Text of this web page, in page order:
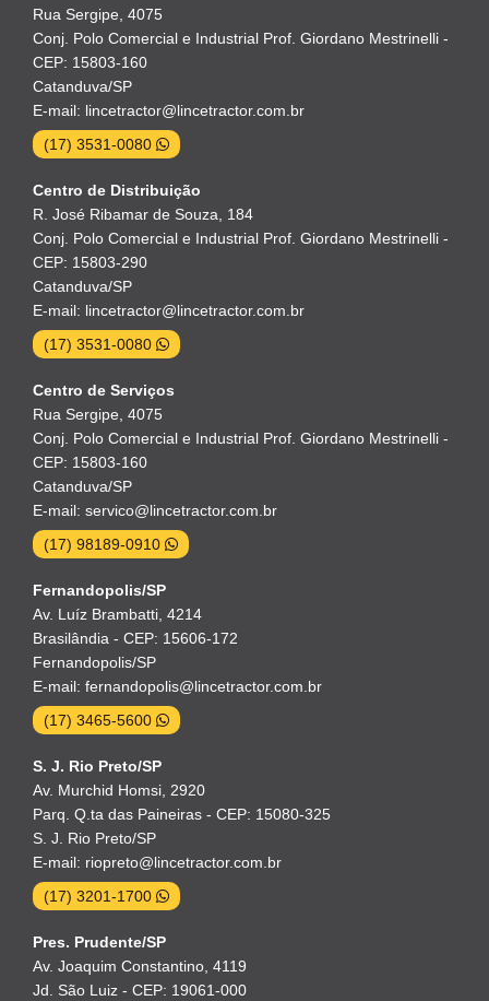
Rua Sergipe, 4075
Conj. Polo Comercial e Industrial Prof. Giordano Mestrinelli -
CEP: 15803-160
Catanduva/SP
E-mail: lincetractor@lincetractor.com.br
(17) 3531-0080
Centro de Distribuição
R. José Ribamar de Souza, 184
Conj. Polo Comercial e Industrial Prof. Giordano Mestrinelli -
CEP: 15803-290
Catanduva/SP
E-mail: lincetractor@lincetractor.com.br
(17) 3531-0080
Centro de Serviços
Rua Sergipe, 4075
Conj. Polo Comercial e Industrial Prof. Giordano Mestrinelli -
CEP: 15803-160
Catanduva/SP
E-mail: servico@lincetractor.com.br
(17) 98189-0910
Fernandopolis/SP
Av. Luíz Brambatti, 4214
Brasilândia - CEP: 15606-172
Fernandopolis/SP
E-mail: fernandopolis@lincetractor.com.br
(17) 3465-5600
S. J. Rio Preto/SP
Av. Murchid Homsi, 2920
Parq. Q.ta das Paineiras - CEP: 15080-325
S. J. Rio Preto/SP
E-mail: riopreto@lincetractor.com.br
(17) 3201-1700
Pres. Prudente/SP
Av. Joaquim Constantino, 4119
Jd. São Luiz - CEP: 19061-000